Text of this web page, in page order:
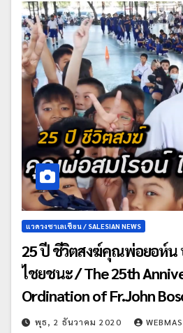
แวดวงซาเลเซียน / SALESIAN NEWS
25 ปี ชีวิตสงฆ์คุณพ่อยอห์น
ไชยชนะ / The 25th
Ordination of Fr.John
พุธ, 2 ธันวาคม 2020